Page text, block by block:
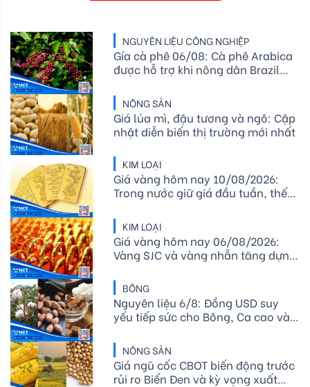
NGUYÊN LIỆU CÔNG NGHIỆP
Gía cà phê 06/08: Cà phê Arabica
được hỗ trợ khi nông dân Brazil
tục giảm
NÔNG SẢN
Giá lúa mì, đậu tương và ngô: Cập
nhật diễn biến thị trường mới nhất
KIM LOẠI
Giá vàng hôm nay 10/08/2026:
Trong nước giữ giá đầu tuần, thế
KIM LOẠI
Giá vàng hôm nay 06/08/2026:
Vàng SJC và vàng nhẫn tăng dựng
USD/ounce
BÔNG
Nguyên liệu 6/8: Đồng USD suy
yếu tiếp sức cho Bông, Ca cao và
NÔNG SẢN
Giá ngũ cốc CBOT biến động trước
rủi ro Biển Đen và kỳ vọng xuất